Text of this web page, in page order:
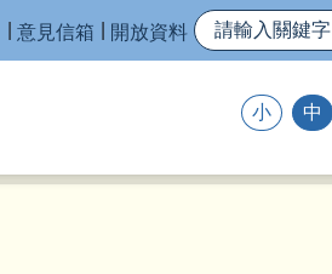
意見信箱 開放資料
小 中